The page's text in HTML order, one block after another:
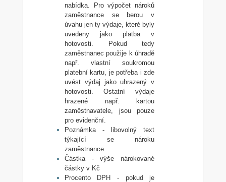
nabídka. Pro výpočet nároků
zaměstnance se berou v
úvahu jen ty výdaje, které byly
uvedeny jako platba v
hotovosti. Pokud tedy
zaměstnanec použije k úhradě
např. vlastní soukromou
platební kartu, je potřeba i zde
uvést výdaj jako uhrazený v
hotovosti. Ostatní výdaje
hrazené např. kartou
zaměstnavatele, jsou pouze
pro evidenční.
Poznámka - libovolný text
týkající se nároku
zaměstnance
Částka - výše nárokované
částky v Kč
Procento DPH - pokud je